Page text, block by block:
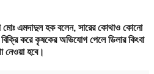
মোঃ এমদাদুল হক বলেন, সারের কোথাও কোনো
করে কৃষকের অভিযোগ পেলে ডিলার কিংবা
নেওয়া হবে।